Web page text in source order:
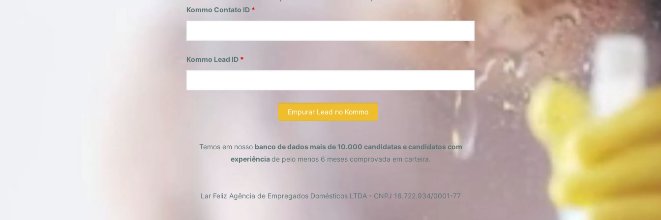
Kommo Contato ID *
Kommo Lead ID *
Temos em nosso banco de dados mais de 10.000 candidatas e candidatos com
experiênciade pelo menos 6 meses comprovada em carteira.
Lar Feliz Agência de Empregados Domésticos LTDA - CNPJ 16.722.934/0001-77